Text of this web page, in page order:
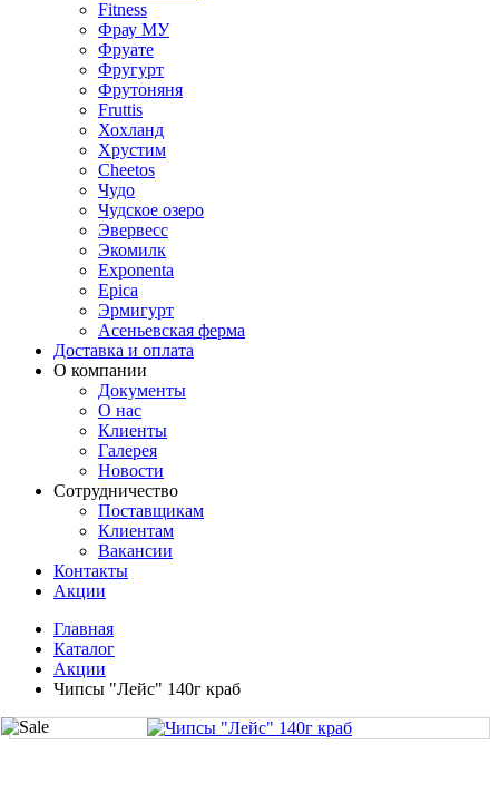
Fitness
Фрау МУ
Фруате
Фругурт
Фрутоняня
Fruttis
Хохланд
Хрустим
Cheetos
Чудо
Чудское озеро
Эвервесс
Экомилк
Exponenta
Epica
Эрмигурт
Асеньевская ферма
Доставка и оплата
О компании
Документы
О нас
Клиенты
Галерея
Новости
Сотрудничество
Поставщикам
Клиентам
Вакансии
Контакты
Акции
Главная
Каталог
Акции
Чипсы "Лейс" 140г краб